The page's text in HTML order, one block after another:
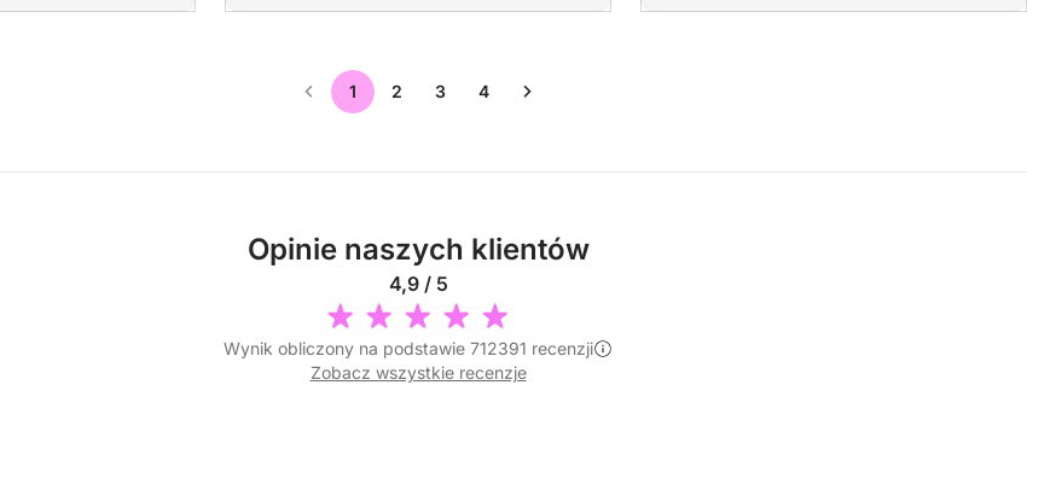
1 2 3 4
Opinie naszych klientów
4,9 / 5
Wynik obliczony na podstawie 712391 recenzji
Zobacz wszystkie recenzje